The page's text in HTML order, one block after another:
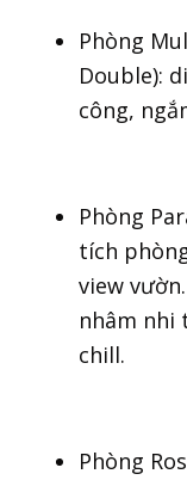
Phòng
Double):
công,
Phòng
tích
view
nhâm nhi
chill.
Phòng